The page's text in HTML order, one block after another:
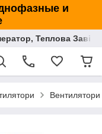
и
Теплова
Вентилятори